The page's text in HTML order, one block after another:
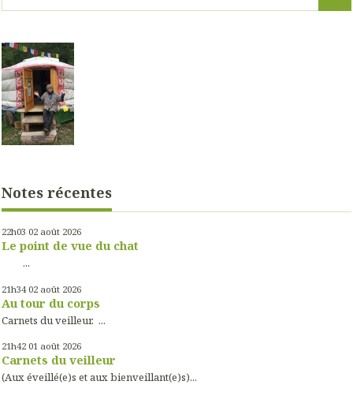
Notes récentes
22h03 02 août 2026
Le point de vue du chat
...
21h34 02 août 2026
Au tour du corps
Carnets du veilleur. ...
21h42 01 août 2026
Carnets du veilleur
(Aux éveillé(e)s et aux bienveillant(e)s)...